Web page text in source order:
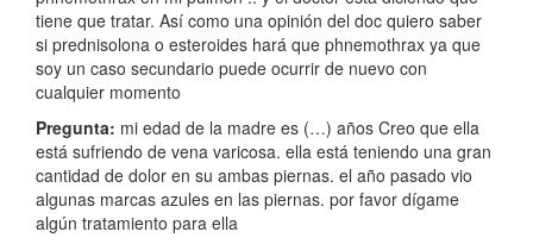
tiene que tratar. Así como una opinión del doc quiero saber
si prednisolona o esteroides hará que phnemothrax ya que
soy un caso secundario puede ocurrir de nuevo con
cualquier momento
Pregunta: mi edad de la madre es (…) años Creo que ella
está sufriendo de vena varicosa. ella está teniendo una gran
cantidad de dolor en su ambas piernas. el año pasado vio
algunas marcas azules en las piernas. por favor dígame
algún tratamiento para ella